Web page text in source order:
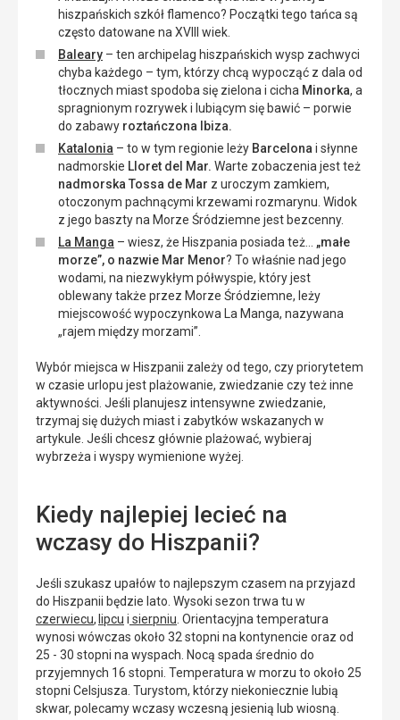
hiszpańskich szkół flamenco? Początki tego tańca są
często datowane na XVIII wiek.
Baleary – ten archipelag hiszpańskich wysp zachwyci
chyba każdego – tym, którzy chcą wypocząć z dala od
tłocznych miast spodoba się zielona i cicha Minorka, a
spragnionym rozrywek i lubiącym się bawić – porwie
do zabawy roztańczona Ibiza.
Katalonia – to w tym regionie leży Barcelona i słynne
nadmorskie Lloret del Mar. Warte zobaczenia jest też
nadmorska Tossa de Mar z uroczym zamkiem,
otoczonym pachnącymi krzewami rozmarynu. Widok
z jego baszty na Morze Śródziemne jest bezcenny.
La Manga – wiesz, że Hiszpania posiada też… „małe
morze”, o nazwie Mar Menor? To właśnie nad jego
wodami, na niezwykłym półwyspie, który jest
oblewany także przez Morze Śródziemne, leży
miejscowość wypoczynkowa La Manga, nazywana
„rajem między morzami”.
Wybór miejsca w Hiszpanii zależy od tego, czy priorytetem
w czasie urlopu jest plażowanie, zwiedzanie czy też inne
aktywności. Jeśli planujesz intensywne zwiedzanie,
trzymaj się dużych miast i zabytków wskazanych w
artykule. Jeśli chcesz głównie plażować, wybieraj
wybrzeża i wyspy wymienione wyżej.
Kiedy najlepiej lecieć na
wczasy do Hiszpanii?
Jeśli szukasz upałów to najlepszym czasem na przyjazd
do Hiszpanii będzie lato. Wysoki sezon trwa tu w
czerwiecu, lipcu i sierpniu . Orientacyjna temperatura
wynosi wówczas około 32 stopni na kontynencie oraz od
25 - 30 stopni na wyspach. Nocą spada średnio do
przyjemnych 16 stopni. Temperatura w morzu to około 25
stopni Celsjusza. Turystom, którzy niekoniecznie lubią
skwar, polecamy wczasy wczesną jesienią lub wiosną.